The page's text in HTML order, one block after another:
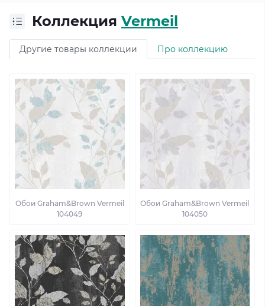
Коллекция Vermeil
Другие товары коллекции Про коллекцию
Обои Graham&Brown Vermeil
104049
Обои Graham&Brown Vermeil
104050